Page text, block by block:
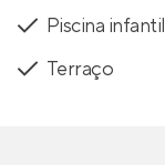
Piscina infantil
Terraço